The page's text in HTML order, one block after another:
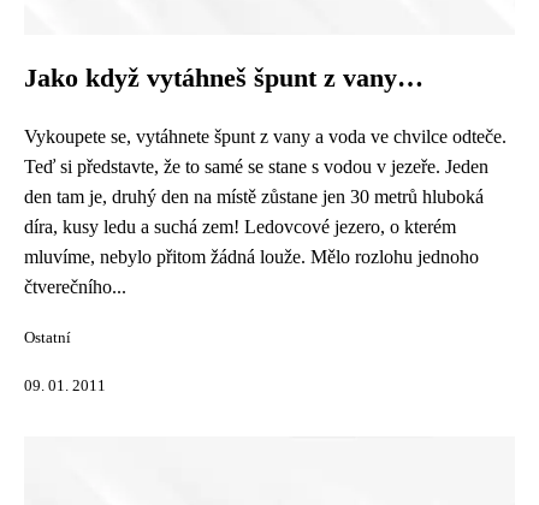
Jako když vytáhneš špunt z vany…
Vykoupete se, vytáhnete špunt z vany a voda ve chvilce odteče.
Teď si představte, že to samé se stane s vodou v jezeře. Jeden
den tam je, druhý den na místě zůstane jen 30 metrů hluboká
díra, kusy ledu a suchá zem! Ledovcové jezero, o kterém
mluvíme, nebylo přitom žádná louže. Mělo rozlohu jednoho
čtverečního...
Ostatní
09. 01. 2011